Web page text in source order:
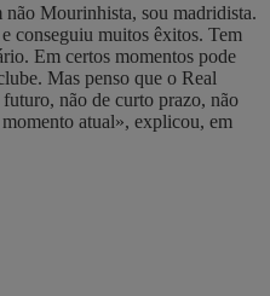
Mourinhista, sou madridista.
conseguiu muitos êxitos. Tem
Em certos momentos pode
Mas penso que o Real
não de curto prazo, não
atual», explicou, em